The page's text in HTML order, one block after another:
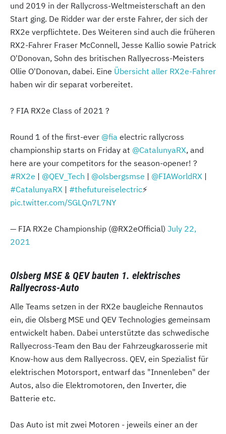
und 2019 in der Rallycross-Weltmeisterschaft an den
Start ging. De Ridder war der erste Fahrer, der sich der
RX2e verpflichtete. Des Weiteren sind auch die früheren
RX2-Fahrer Fraser McConnell, Jesse Kallio sowie Patrick
O'Donovan, Sohn des britischen Rallyecross-Meisters
Ollie O'Donovan, dabei. Eine Übersicht aller RX2e-Fahrer
haben wir dir separat vorbereitet.
? FIA RX2e Class of 2021 ?
Round 1 of the first-ever @fia electric rallycross
championship starts on Friday at @CatalunyaRX, and
here are your competitors for the season-opener! ?
#RX2e | @QEV_Tech | @olsbergsmse | @FIAWorldRX |
#CatalunyaRX | #thefutureiselectric⚡️
pic.twitter.com/SGLQn7L7NY
— FIA RX2e Championship (@RX2eOfficial) July 22,
2021
Olsberg MSE & QEV bauten 1. elektrisches
Rallyecross-Auto
Alle Teams setzen in der RX2e baugleiche Rennautos
ein, die Olsberg MSE und QEV Technologies gemeinsam
entwickelt haben. Dabei unterstützte das schwedische
Rallyecross-Team den Bau der Fahrzeugkarosserie mit
Know-how aus dem Rallyecross. QEV, ein Spezialist für
elektrischen Motorsport, entwarf das "Innenleben" der
Autos, also die Elektromotoren, den Inverter, die
Batterie etc.
Das Auto ist mit zwei Motoren - jeweils einer an der